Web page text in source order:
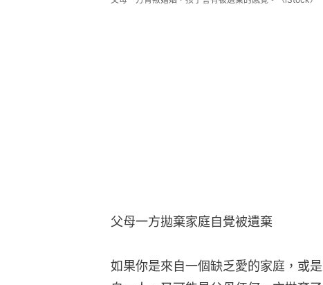
父母一方拋棄家庭自覺被遺棄
如果你是來自一個缺乏愛的家庭，或